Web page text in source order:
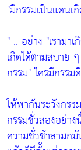
"มีกรรมเป็นแดนเ
" .. อย่าง "เรามา
เกิดได้ตามสบาย
กรรม"ใครมีกรร
ให้พากันระวังกร
กรรมชั่วสองอย่า
ความชั่วช้าลามก